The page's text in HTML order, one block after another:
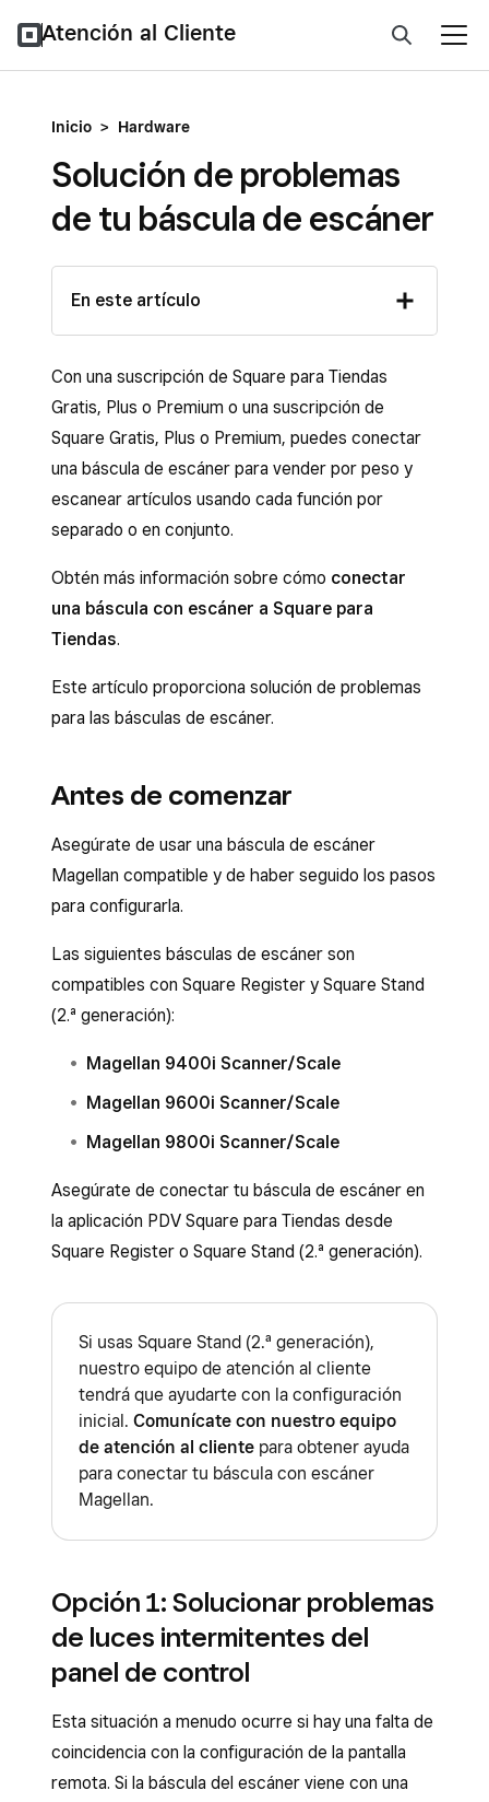
Atención al Cliente
Inicio > Hardware
Solución de problemas
de tu báscula de escáner
En este artículo
Con una suscripción de Square para Tiendas
Gratis, Plus o Premium o una suscripción de
Square Gratis, Plus o Premium, puedes conectar
una báscula de escáner para vender por peso y
escanear artículos usando cada función por
separado o en conjunto.
Obtén más información sobre cómo conectar
una báscula con escáner a Square para
Tiendas.
Este artículo proporciona solución de problemas
para las básculas de escáner.
Antes de comenzar
Asegúrate de usar una báscula de escáner
Magellan compatible y de haber seguido los pasos
para configurarla.
Las siguientes básculas de escáner son
compatibles con Square Register y Square Stand
(2.ª generación):
Magellan 9400i Scanner/Scale
Magellan 9600i Scanner/Scale
Magellan 9800i Scanner/Scale
Asegúrate de conectar tu báscula de escáner en
la aplicación PDV Square para Tiendas desde
Square Register o Square Stand (2.ª generación).
Si usas Square Stand (2.ª generación),
nuestro equipo de atención al cliente
tendrá que ayudarte con la configuración
inicial. Comunícate con nuestro equipo
de atención al cliente para obtener ayuda
para conectar tu báscula con escáner
Magellan.
Opción 1: Solucionar problemas
de luces intermitentes del
panel de control
Esta situación a menudo ocurre si hay una falta de
coincidencia con la configuración de la pantalla
remota. Si la báscula del escáner viene con una